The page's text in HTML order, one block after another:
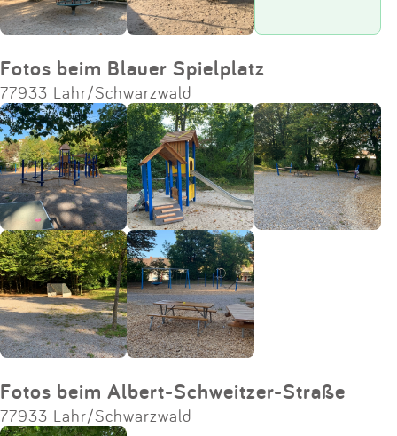
Fotos beim Blauer Spielplatz
77933 Lahr/Schwarzwald
Fotos beim Albert-Schweitzer-Straße
77933 Lahr/Schwarzwald